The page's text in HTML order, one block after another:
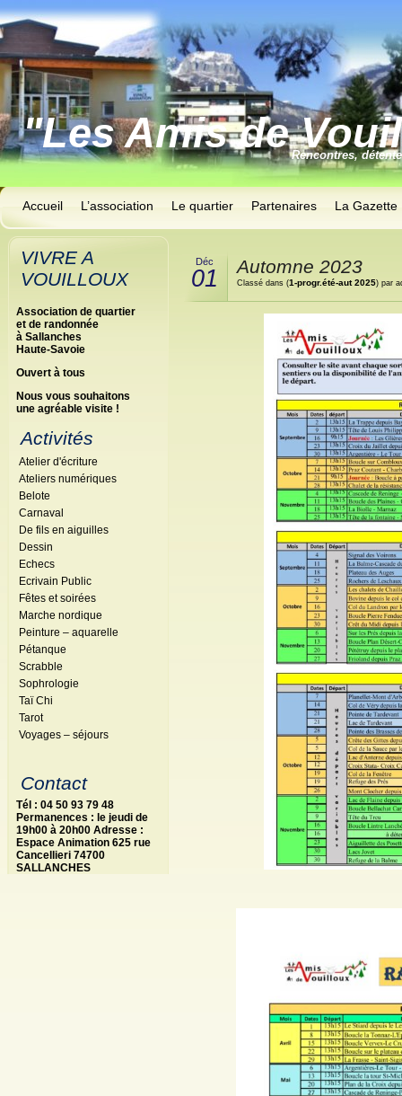
"Les Amis deRencontres,
Accueil L’association Le quartier Partenaires La Gazette
VIVRE A
VOUILLOUX
Association de quartier
et de randonnée
à Sallanches
Haute-Savoie
Ouvert à tous
Nous vous souhaitons
une agréable visite !
Activités
Atelier d'écriture
Ateliers numériques
Belote
Carnaval
De fils en aiguilles
Dessin
Echecs
Ecrivain Public
Fêtes et soirées
Marche nordique
Peinture – aquarelle
Pétanque
Scrabble
Sophrologie
Taï Chi
Tarot
Voyages – séjours
Contact
Tél : 04 50 93 79 48
Permanences : le jeudi de
19h00 à 20h00 Adresse :
Espace Animation 625 rue
Cancellieri 74700
SALLANCHES
Déc
01 Automne 2023
Classé dans (1-progr.été-aut 2025) par